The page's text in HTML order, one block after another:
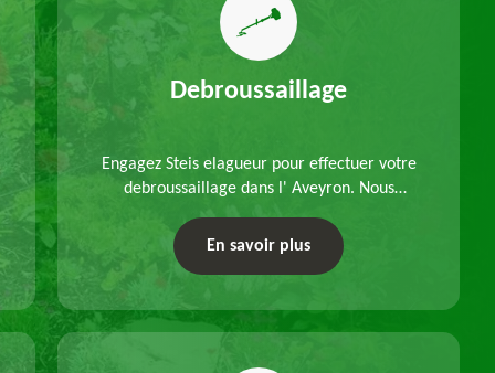
Debroussaillage
Engagez Steis elagueur pour effectuer votre
debroussaillage dans l' Aveyron. Nous
en fonction des caractéristiques du site.
Déplacements offerts.
En savoir plus